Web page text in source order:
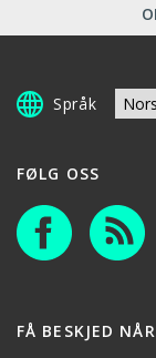
Språk
FØLG OSS
FÅ BESKJED